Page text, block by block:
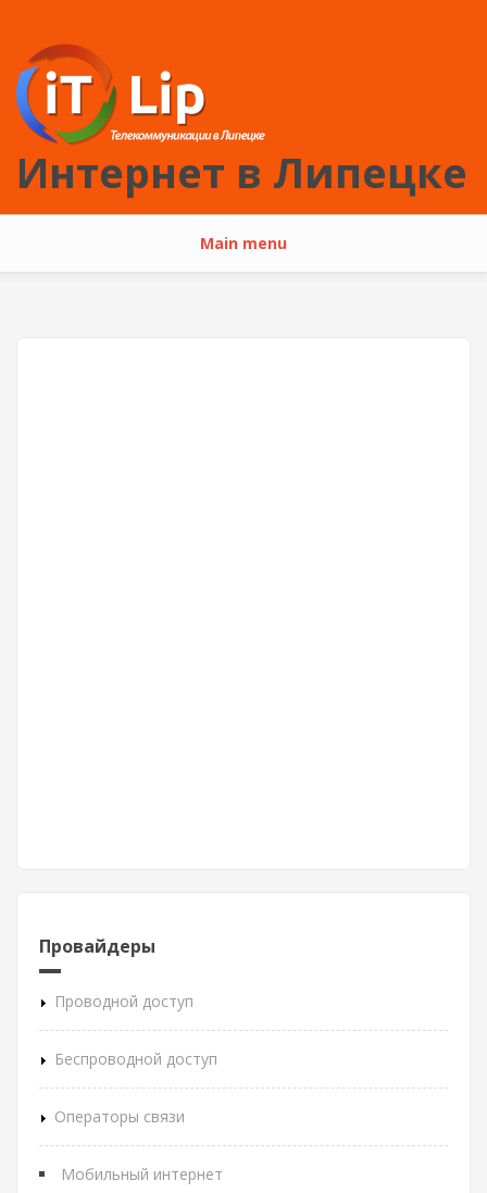
Интернет в Липецке
Main menu
Провайдеры
Проводной доступ
Беспроводной доступ
Операторы связи
Мобильный интернет